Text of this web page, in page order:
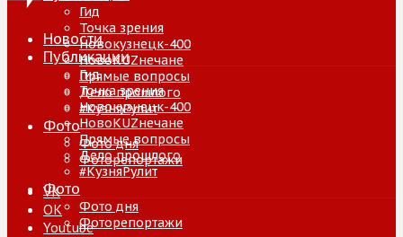
Гид
Точка зрения
Новокузнецк-400
НовоKUZнечане
Прямые вопросы
Дело прошлого
#КузняРулит
Фото
Фото дня
Фоторепортажи
VK
ОК
Youtube
Новости
Публикации
Гид
Точка зрения
Новокузнецк-400
НовоKUZнечане
Прямые вопросы
Дело прошлого
#КузняРулит
Фото
Фото дня
Фоторепортажи